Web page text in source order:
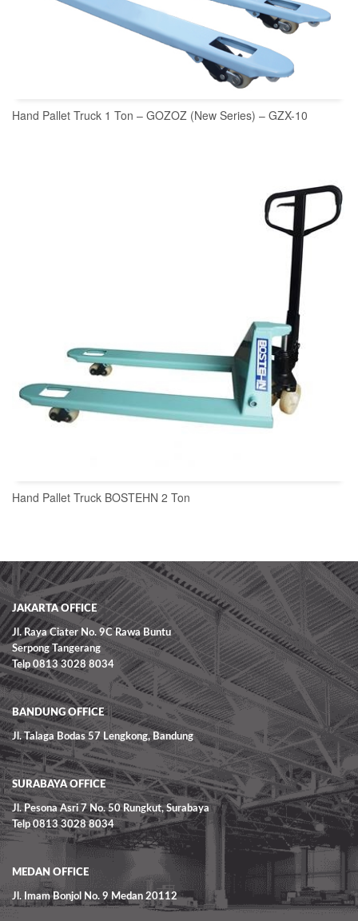
Hand Pallet Truck 1 Ton – GOZOZ (New Series) – GZX-10
READ MORE
Hand Pallet Truck BOSTEHN 2 Ton
JAKARTA OFFICE
Jl. Raya Ciater No. 9C Rawa Buntu
Serpong Tangerang
Telp 0813 3028 8034
BANDUNG OFFICE
Jl. Talaga Bodas 57 Lengkong, Bandung
SURABAYA OFFICE
Jl. Pesona Asri 7 No. 50 Rungkut, Surabaya
Telp 0813 3028 8034
MEDAN OFFICE
Jl. Imam Bonjol No. 9 Medan 20112